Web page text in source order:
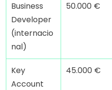
Business
Developer
(internacio
nal)
50.000 €
Key
Account
45.000 €